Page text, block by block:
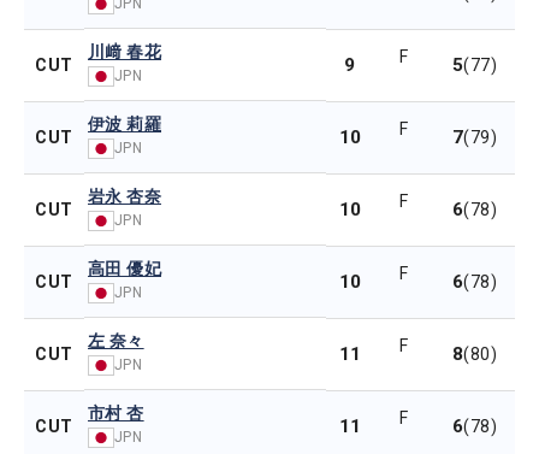
CUT
川﨑 春花
JPN 9 F 5(77)
CUT
伊波 莉羅
JPN 10 F 7(79)
CUT
岩永 杏奈
JPN 10 F 6(78)
CUT
高田 優妃
JPN 10 F 6(78)
CUT
左 奈々
JPN 11 F 8(80)
CUT
市村 杏
JPN 11 F 6(78)